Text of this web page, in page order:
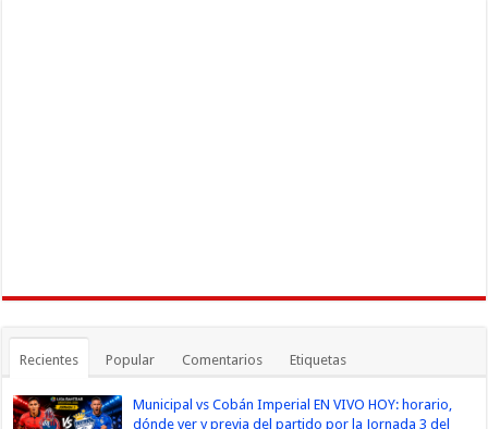
Recientes Popular Comentarios Etiquetas
Municipal vs Cobán Imperial EN VIVO HOY: horario,
dónde ver y previa del partido por la Jornada 3 del